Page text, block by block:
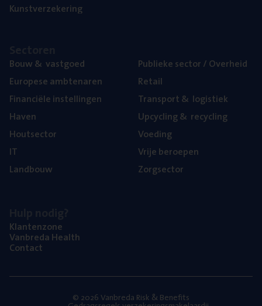
Kunst­ver­ze­ke­ring
Bouw& vastgoed
Euro­pe­se ambtenaren
Finan­ci­ë­le instellingen
Haven
Hout­sec­tor
IT
Land­bouw
Publie­ke sec­tor / Overheid
Retail
Trans­port& logistiek
Upcy­cling& recycling
Voe­ding
Vrije beroe­pen
Zorg­sec­tor
Klan­ten­zo­ne
Van­b­re­da Health
Con­tact
© 2026 Vanbreda Risk & Benefits